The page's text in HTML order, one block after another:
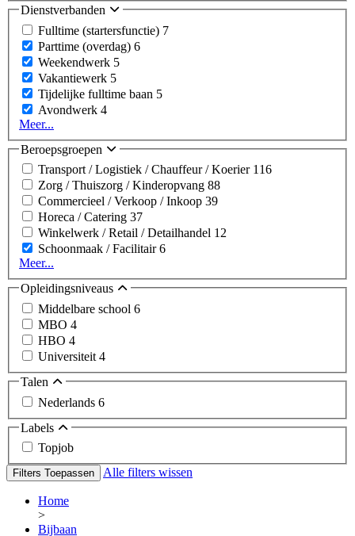
Dienstverbanden
Fulltime (startersfunctie) 7
Parttime (overdag) 6
Weekendwerk 5
Vakantiewerk 5
Tijdelijke fulltime baan 5
Avondwerk 4
Meer...
Beroepsgroepen
Transport / Logistiek / Chauffeur / Koerier 116
Zorg / Thuiszorg / Kinderopvang 88
Commercieel / Verkoop / Inkoop 39
Horeca / Catering 37
Winkelwerk / Retail / Detailhandel 12
Schoonmaak / Facilitair6
Meer...
Opleidingsniveaus
Middelbare school 6
MBO 4
HBO 4
Universiteit 4
Talen
Nederlands 6
Labels
Topjob
Filters Toepassen Alle filters wissen
Home
>
Bijbaan